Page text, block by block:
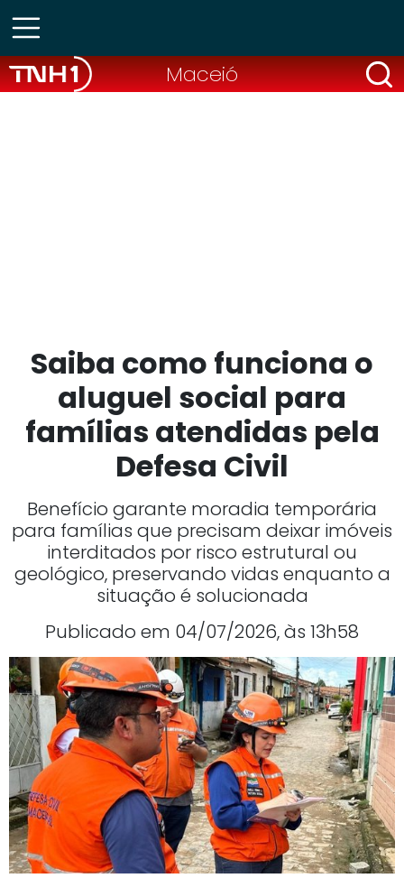
Maceió
Saiba como funciona o
aluguel social para
famílias atendidas pela
Defesa Civil
Benefício garante moradia temporária
para famílias que precisam deixar imóveis
interditados por risco estrutural ou
geológico, preservando vidas enquanto a
situação é solucionada
Publicado em 04/07/2026, às 13h58